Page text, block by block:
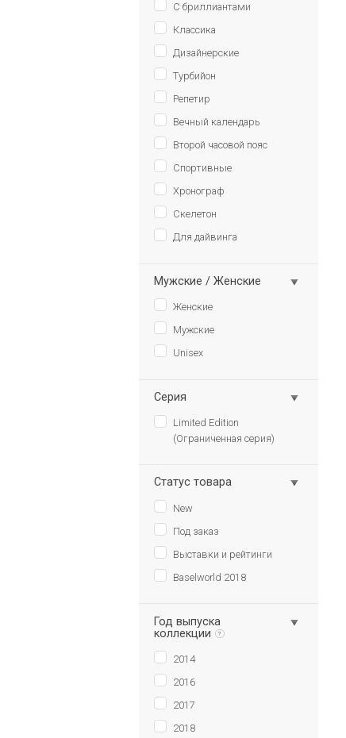
С бриллиантами
Классика
Дизайнерские
Турбийон
Репетир
Вечный календарь
Второй часовой пояс
Спортивные
Хронограф
Скелетон
Для дайвинга
Мужские / Женские
Женские
Мужские
Unisex
Серия
Limited Edition
(Ограниченная серия)
Статус товара
New
Под заказ
Выставки и рейтинги
Baselworld 2018
Год выпуска
коллекции
?
2014
2016
2017
2018